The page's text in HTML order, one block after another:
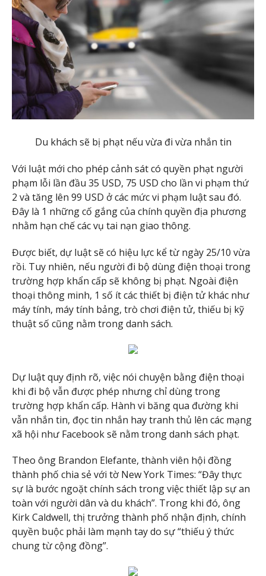
Du khách sẽ bị phạt nếu vừa đi vừa nhắn tin
Với luật mới cho phép cảnh sát có quyền phạt người
phạm lỗi lần đầu 35 USD, 75 USD cho lần vi phạm thứ
2 và tăng lên 99 USD ở các mức vi phạm luật sau đó.
Đây là 1 những cố gắng của chính quyền địa phương
nhằm hạn chế các vụ tai nạn giao thông.
Được biết, dự luật sẽ có hiệu lực kể từ ngày 25/10 vừa
rồi. Tuy nhiên, nếu người đi bộ dùng điện thoại trong
trường hợp khẩn cấp sẽ không bị phạt. Ngoài điện
thoại thông minh, 1 số ít các thiết bị điện tử khác như
máy tính, máy tính bảng, trò chơi điện tử, thiếu bị kỹ
thuật số cũng nằm trong danh sách.
Dự luật quy định rõ, việc nói chuyện bằng điện thoại
khi đi bộ vẫn được phép nhưng chỉ dùng trong
trường hợp khẩn cấp. Hành vi băng qua đường khi
vẫn nhắn tin, đọc tin nhắn hay tranh thủ lên các mạng
xã hội như Facebook sẽ nằm trong danh sách phạt.
Theo ông Brandon Elefante, thành viên hội đồng
thành phố chia sẻ với tờ New York Times: “Đây thực
sự là bước ngoặt chính sách trong việc thiết lập sự an
toàn với người dân và du khách”. Trong khi đó, ông
Kirk Caldwell, thị trưởng thành phố nhận định, chính
quyền buộc phải làm mạnh tay do sự “thiếu ý thức
chung từ cộng đồng”.